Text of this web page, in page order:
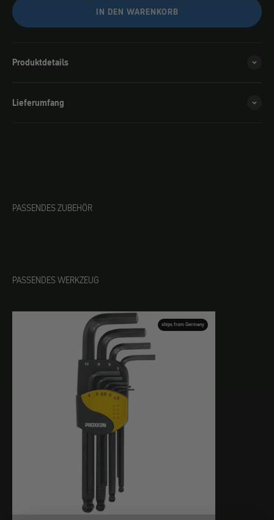
IN DEN WARENKORB
Produktdetails
Lieferumfang
PASSENDES ZUBEHÖR
PASSENDES WERKZEUG
ships from Germany